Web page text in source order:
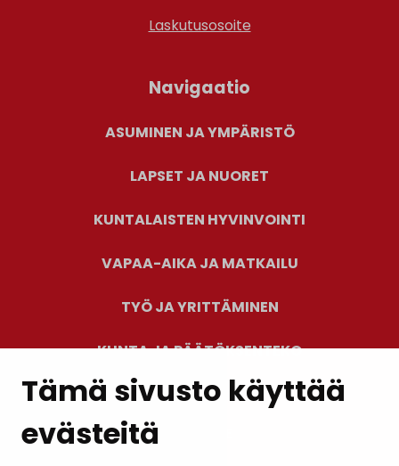
Tämä sivusto käyttää
evästeitä
Laskutusosoite
Navigaatio
ASUMINEN JA YMPÄRISTÖ
LAPSET JA NUORET
KUNTALAISTEN HYVINVOINTI
VAPAA-AIKA JA MATKAILU
TYÖ JA YRITTÄMINEN
KUNTA JA PÄÄTÖKSENTEKO